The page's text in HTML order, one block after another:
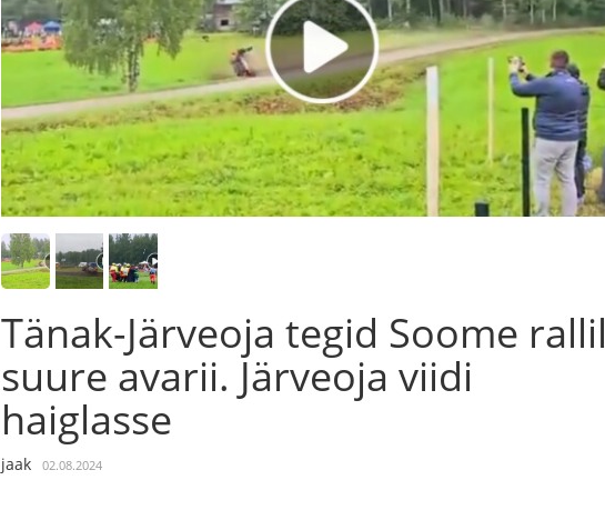
Tänak-Järveoja tegid Soome rallil
suure avarii. Järveoja viidi
haiglasse
jaak 02.08.2024